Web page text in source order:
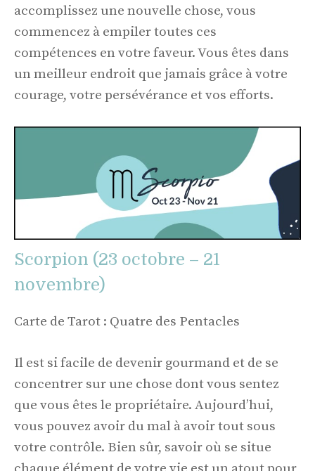
accomplissez une nouvelle chose, vous
commencez à empiler toutes ces
compétences en votre faveur. Vous êtes dans
un meilleur endroit que jamais grâce à votre
courage, votre persévérance et vos efforts.
Scorpion (23 octobre – 21
novembre)
Carte de Tarot : Quatre des Pentacles
Il est si facile de devenir gourmand et de se
concentrer sur une chose dont vous sentez
que vous êtes le propriétaire. Aujourd’hui,
vous pouvez avoir du mal à avoir tout sous
votre contrôle. Bien sûr, savoir où se situe